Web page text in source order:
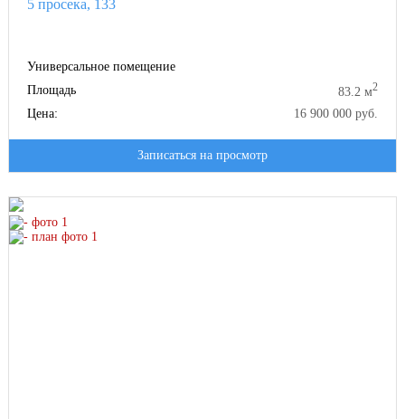
5 просека, 133
Универсальное помещение
Площадь
83.2 м2
Цена: 16 900 000 руб.
Записаться на просмотр